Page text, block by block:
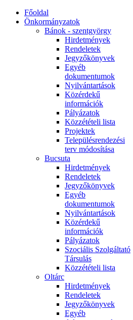
Főoldal
Önkormányzatok
Bánok - szentgyörgy
Hirdetmények
Rendeletek
Jegyzőkönyvek
Egyéb
dokumentumok
Nyilvántartások
Közérdekű
információk
Pályázatok
Közzétételi lista
Projektek
Településrendezési
terv módosítása
Bucsuta
Hirdetmények
Rendeletek
Jegyzőkönyvek
Egyéb
dokumentumok
Nyilvántartások
Közérdekű
információk
Pályázatok
Szociális Szolgáltató
Társulás
Közzétételi lista
Oltárc
Hirdetmények
Rendeletek
Jegyzőkönyvek
Egyéb